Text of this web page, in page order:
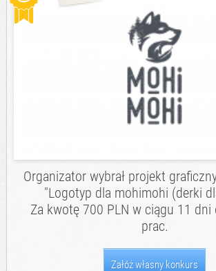
Organizator wybrał projekt
"Logotyp dla mohimohi (derki
Za kwotę 700 PLN w ciągu 11 dni
prac.
Załóż własny konkurs